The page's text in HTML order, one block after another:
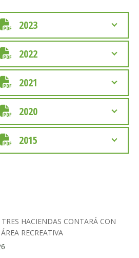
2023
2022
2021
2020
2015
HACIENDAS CONTARÁ CON
RECREATIVA